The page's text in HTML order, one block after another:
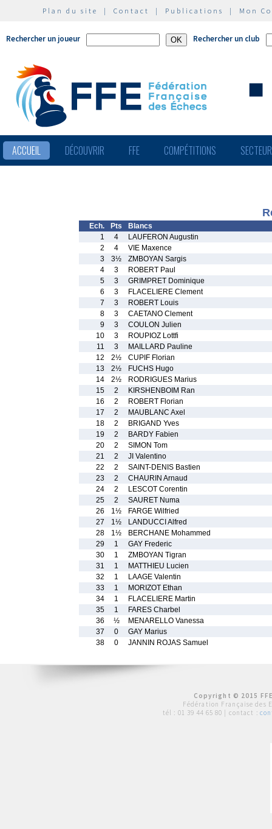
Plan du site | Contact | Publications | Mon
Rechercher un joueur Rechercher un club
ACCUEIL DÉCOUVRIR FFE COMPÉTITIONS
Ech. Pts
Blancs
1
4
LAUFERON Augustin
2
4
VIE Maxence
3
3½
ZMBOYAN Sargis
4
3
ROBERT Paul
5
3
GRIMPRET Dominique
6
3
FLACELIERE Clement
7
3
ROBERT Louis
8
3
CAETANO Clement
9
3
COULON Julien
10
3
ROUPIOZ Lottfi
11
3
MAILLARD Pauline
12
2½
CUPIF Florian
13
2½
FUCHS Hugo
14
2½
RODRIGUES Marius
15
2
KIRSHENBOIM Ran
16
2
ROBERT Florian
17
2
MAUBLANC Axel
18
2
BRIGAND Yves
19
2
BARDY Fabien
20
2
SIMON Tom
21
2
JI Valentino
22
2
SAINT-DENIS Bastien
23
2
CHAURIN Arnaud
24
2
LESCOT Corentin
25
2
SAURET Numa
26
1½
FARGE Wilfried
27
1½
LANDUCCI Alfred
28
1½
BERCHANE Mohammed
29
1
GAY Frederic
30
1
ZMBOYAN Tigran
31
1
MATTHIEU Lucien
32
1
LAAGE Valentin
33
1
MORIZOT Ethan
34
1
FLACELIERE Martin
35
1
FARES Charbel
36
½
MENARELLO Vanessa
37
0
GAY Marius
38
0 JANNIN ROJAS Samuel
Copyright © 2015
Fédération Française des
tél : 01 39 44 65 80 | contact :